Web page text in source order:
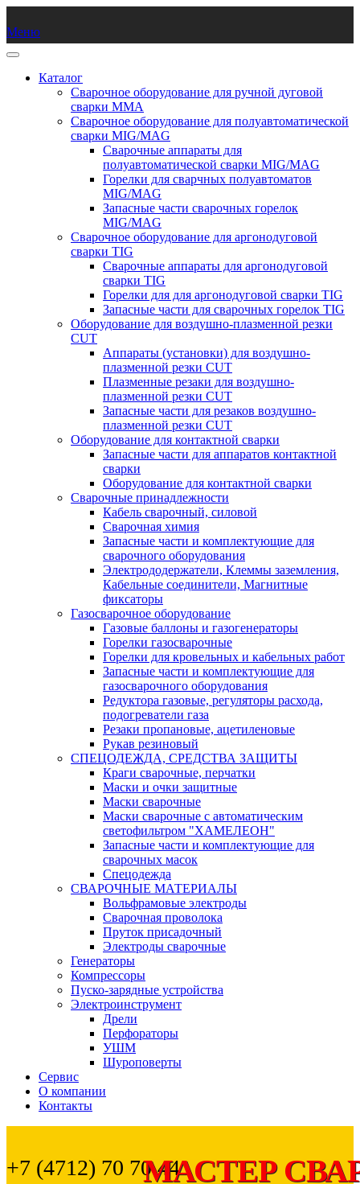
Меню
Каталог
Сварочное оборудование для ручной дуговой
сварки ММА
Сварочное оборудование для полуавтоматической
сварки MIG/MAG
Сварочные аппараты для
полуавтоматической сварки MIG/MAG
Горелки для сварчных полуавтоматов
MIG/MAG
Запасные части сварочных горелок
MIG/MAG
Сварочное оборудование для аргонодуговой
сварки TIG
Сварочные аппараты для аргонодуговой
сварки TIG
Горелки для для аргонодуговой сварки TIG
Запасные части для сварочных горелок TIG
Оборудование для воздушно-плазменной резки
CUT
Аппараты (установки) для воздушно-
плазменной резки CUT
Плазменные резаки для воздушно-
плазменной резки CUT
Запасные части для резаков воздушно-
плазменной резки CUT
Оборудование для контактной сварки
Запасные части для аппаратов контактной
сварки
Оборудование для контактной сварки
Сварочные принадлежности
Кабель сварочный, силовой
Сварочная химия
Запасные части и комплектующие для
сварочного оборудования
Электрододержатели, Клеммы заземления,
Кабельные соединители, Магнитные
фиксаторы
Газосварочное оборудование
Газовые баллоны и газогенераторы
Горелки газосварочные
Горелки для кровельных и кабельных работ
Запасные части и комплектующие для
газосварочного оборудования
Редуктора газовые, регуляторы расхода,
подогреватели газа
Резаки пропановые, ацетиленовые
Рукав резиновый
СПЕЦОДЕЖДА, СРЕДСТВА ЗАЩИТЫ
Краги сварочные, перчатки
Маски и очки защитные
Маски сварочные
Маски сварочные с автоматическим
светофильтром "ХАМЕЛЕОН"
Запасные части и комплектующие для
сварочных масок
Спецодежда
СВАРОЧНЫЕ МАТЕРИАЛЫ
Вольфрамовые электроды
Сварочная проволока
Пруток присадочный
Электроды сварочные
Генераторы
Компрессоры
Пуско-зарядные устройства
Электроинструмент
Дрели
Перфораторы
УШМ
Шуроповерты
Сервис
О компании
Контакты
+7 (4712) 70 70 44